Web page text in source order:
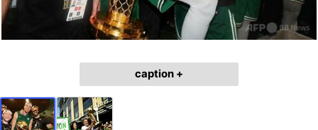
caption +